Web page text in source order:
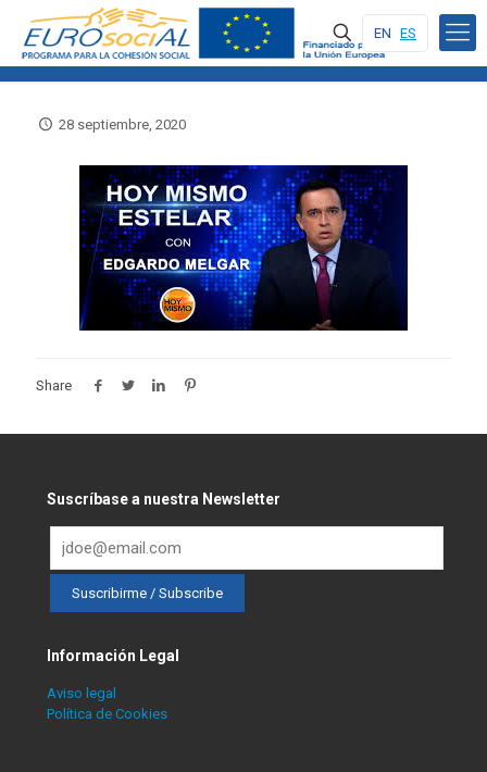
EN ES
28 septiembre, 2020
Share
Suscríbase a nuestra Newsletter
Información Legal
Aviso legal
Política de Cookies